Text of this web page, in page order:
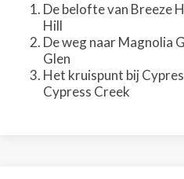
De belofte van Breeze
Hill
De weg naar Magnolia
Glen
Het kruispunt bij
Cypress Creek